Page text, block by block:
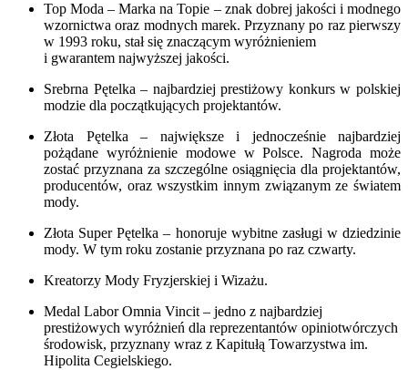
Top Moda – Marka na Topie – znak dobrej jakości i modnego
wzornictwa oraz modnych marek. Przyznany po raz pierwszy
w 1993 roku, stał się znaczącym wyróżnieniem
i gwarantem najwyższej jakości.
Srebrna Pętelka – najbardziej prestiżowy konkurs w polskiej
modzie dla początkujących projektantów.
Złota Pętelka – największe i jednocześnie najbardziej
pożądane wyróżnienie modowe w Polsce. Nagroda może
zostać przyznana za szczególne osiągnięcia dla projektantów,
producentów, oraz wszystkim innym związanym ze światem
mody.
Złota Super Pętelka – honoruje wybitne zasługi w dziedzinie
mody. W tym roku zostanie przyznana po raz czwarty.
Kreatorzy Mody Fryzjerskiej i Wizażu.
Medal Labor Omnia Vincit – jedno z najbardziej
prestiżowych wyróżnień dla reprezentantów opiniotwórczych
środowisk, przyznany wraz z Kapitułą Towarzystwa im.
Hipolita Cegielskiego.